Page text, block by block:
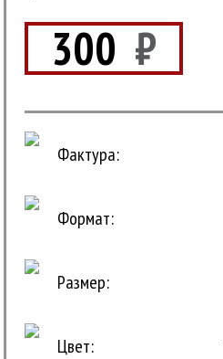
300 ₽
Фактура:
Формат:
Размер:
Цвет: